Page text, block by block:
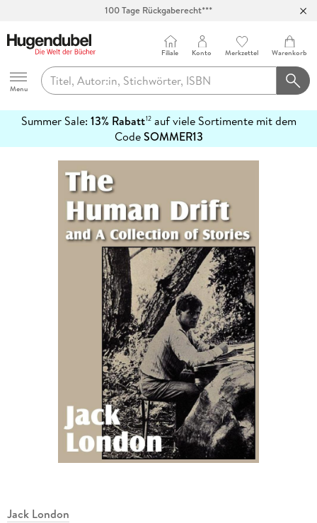
Abholung in über 100 Filialen
Hugendubel
Menu
Filiale Konto Merkzettel Warenkorb
Summer Sale: 13% Rabatt12auf viele Sortimente mit dem
CodeSOMMER13
erfahren
Jack London